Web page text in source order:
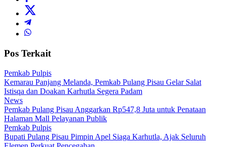
Pos Terkait
Pemkab Pulpis
Kemarau Panjang Melanda, Pemkab Pulang Pisau Gelar Salat
Istisqa dan Doakan Karhutla Segera Padam
News
Pemkab Pulang Pisau Anggarkan Rp547,8 Juta untuk Penataan
Halaman Mall Pelayanan Publik
Pemkab Pulpis
Bupati Pulang Pisau Pimpin Apel Siaga Karhutla, Ajak Seluruh